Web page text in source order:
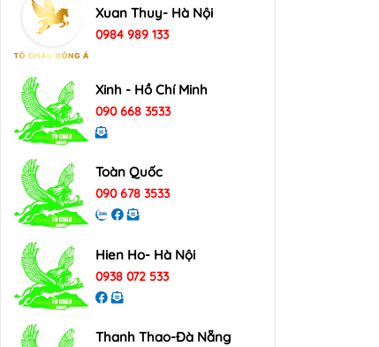
Xuan Thuy- Hà Nội
0984 989 133
Xinh - Hồ Chí Minh
090 668 3533
Toàn Quốc
090 678 3533
Hien Ho- Hà Nội
0938 072 533
Thanh Thao-Đà Nẵng